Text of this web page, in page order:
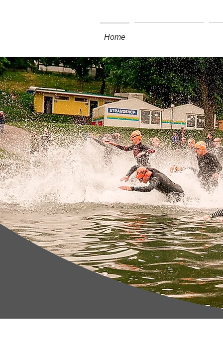
Home